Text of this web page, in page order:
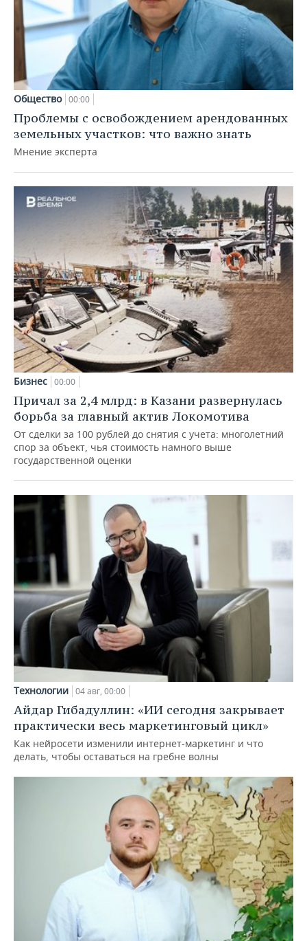
Общество 00:00
Проблемы с освобождением арендованных
земельных участков: что важно знать
Мнение эксперта
Бизнес 00:00
Причал за 2,4 млрд: в Казани развернулась
борьба за главный актив Локомотива
От сделки за 100 рублей до снятия с учета: многолетний
спор за объект, чья стоимость намного выше
государственной оценки
Технологии 04 авг, 00:00
Айдар Гибадуллин: «ИИ сегодня закрывает
практически весь маркетинговый цикл»
Как нейросети изменили интернет-маркетинг и что
делать, чтобы оставаться на гребне волны